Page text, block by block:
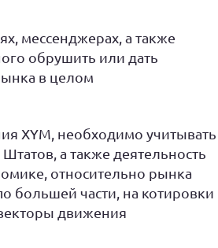
мессенджерах, а также
обрушить или дать
в целом
XYM, необходимо учитывать
а также деятельность
относительно рынка
большей части, на котировки
движения